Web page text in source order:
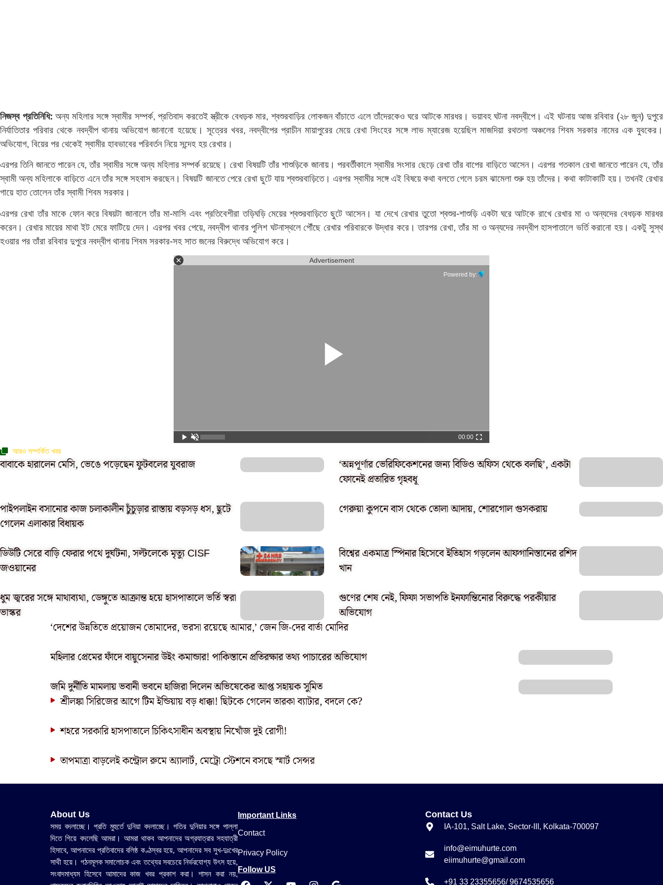
নিজস্ব প্রতিনিধি: অন্য মহিলার সঙ্গে স্বামীর সম্পর্ক, প্রতিবাদ করতেই স্ত্রীকে বেধড়ক মার, শ্বশুরবাড়ির লোকজন বাঁচাতে এলে তাঁদেরকেও ঘরে আটকে মারধর। ভয়াবহ ঘটনা নবদ্বীপে। এই ঘটনায় আজ রবিবার (২৮ জুন) দুপুরে
নির্যাতিতার পরিবার থেকে নবদ্বীপ থানায় অভিযোগ জানানো হয়েছে। সূত্রের খবর, নবদ্বীপের প্রাচীন মায়াপুরের মেয়ে রেখা সিংহের সঙ্গে লাভ ম্যারেজ হয়েছিল মাজদিয়া রথতলা অঞ্চলের শিবম সরকার নামের এক যুবকের।
অভিযোগ, বিয়ের পর থেকেই স্বামীর হাবভাবের পরিবর্তন নিয়ে সন্দেহ হয় রেখার।
এরপর তিনি জানতে পারেন যে, তাঁর স্বামীর সঙ্গে অন্য মহিলার সম্পর্ক রয়েছে। রেখা বিষয়টি তাঁর শাশুড়িকে জানায়। পরবর্তীকালে স্বামীর সংসার ছেড়ে রেখা তাঁর বাপের বাড়িতে আসেন। এরপর গতকাল রেখা জানতে পারেন যে, তাঁর
স্বামী অন্য মহিলাকে বাড়িতে এনে তাঁর সঙ্গে সহবাস করছেন। বিষয়টি জানতে পেরে রেখা ছুটে যায় শ্বশুরবাড়িতে। এরপর স্বামীর সঙ্গে এই বিষয়ে কথা বলতে গেলে চরম ঝামেলা শুরু হয় তাঁদের। কথা কাটাকাটি হয়। তখনই রেখার
গায়ে হাত তোলেন তাঁর স্বামী শিবম সরকার।
এরপর রেখা তাঁর মাকে ফোন করে বিষয়টা জানালে তাঁর মা-মাসি এবং প্রতিবেশীরা তড়িঘড়ি মেয়ের শ্বশুরবাড়িতে ছুটে আসেন। যা দেখে রেখার তুতো শ্বশুর-শাশুড়ি একটা ঘরে আটকে রাখে রেখার মা ও অন্যদের বেধড়ক মারধর
করেন। রেখার মায়ের মাথা ইট মেরে ফাটিয়ে দেন। এরপর খবর পেয়ে, নবদ্বীপ থানার পুলিশ ঘটনাস্থলে পৌঁছে রেখার পরিবারকে উদ্ধার করে। তারপর রেখা, তাঁর মা ও অন্যদের নবদ্বীপ হাসপাতালে ভর্তি করানো হয়। একটু সুস্থ
হওয়ার পর তাঁরা রবিবার দুপুরে নবদ্বীপ থানায় শিবম সরকার-সহ সাত জনের বিরুদ্ধে অভিযোগ করে।
Advertisement
Powered by:
00:00
আরও সম্পর্কিত খবর
বাবাকে হারালেন মেসি, ভেঙে পড়েছেন ফুটবলের যুবরাজ
‘অন্নপূর্ণার ভেরিফিকেশনের জন্য বিডিও অফিস থেকে বলছি’, একটা
ফোনেই প্রতারিত গৃহবধূ
পাইপলাইন বসানোর কাজ চলাকালীন চুঁচুড়ার রাস্তায় বড়সড় ধস, ছুটে
গেলেন এলাকার বিধায়ক
গেরুয়া কুপনে বাস থেকে তোলা আদায়, শোরগোল গুসকরায়
ডিউটি সেরে বাড়ি ফেরার পথে দুর্ঘটনা, সল্টলেকে মৃত্যু CISF
জওয়ানের
বিশ্বের একমাত্র স্পিনার হিসেবে ইতিহাস গড়লেন আফগানিস্তানের রশিদ
খান
ধুম জ্বরের সঙ্গে মাথাব্যথা, ডেঙ্গুতে আক্রান্ত হয়ে হাসপাতালে ভর্তি স্বরা
ভাস্কর
গুণের শেষ নেই, ফিফা সভাপতি ইনফান্তিনোর বিরুদ্ধে পরকীয়ার
অভিযোগ
‘দেশের উন্নতিতে প্রয়োজন তোমাদের, ভরসা রয়েছে আমার,’ জেন জি-দের বার্তা মোদির
মহিলার প্রেমের ফাঁদে বায়ুসেনার উইং কমান্ডার! পাকিস্তানে প্রতিরক্ষার তথ্য পাচারের অভিযোগ
জমি দুর্নীতি মামলায় ভবানী ভবনে হাজিরা দিলেন অভিষেকের আপ্ত সহায়ক সুমিত
শ্রীলঙ্কা সিরিজের আগে টিম ইন্ডিয়ায় বড় ধাক্কা! ছিটকে গেলেন তারকা ব্যাটার, বদলে কে?
শহরে সরকারি হাসপাতালে চিকিৎসাধীন অবস্থায় নিখোঁজ দুই রোগী!
তাপমাত্রা বাড়লেই কন্ট্রোল রুমে অ্যালার্ট, মেট্রো স্টেশনে বসছে স্মার্ট সেন্সর
About Us
সময় বদলাচ্ছে। প্রতি মুহুর্তে দুনিয়া বদলাচ্ছে। গতির দুনিয়ার সঙ্গে পাল্লা
দিতে গিয়ে বদলেছি আমরা। আমরা থাকব আপনাদের অগ্রযাত্রার সহযাত্রী
হিসাবে, আপনাদের প্রতিবাদের বলিষ্ঠ কণ্ঠস্বর হয়ে, আপনাদের সব সুখ-দুঃখের
সাথী হয়ে। গঠনমূলক সমালোচক এবং তথ্যের সবচেয়ে নির্ভরযোগ্য উ‍ৎস হয়ে,
সংবাদমাধ্যম হিসেবে আমাদের কাজ খবর প্রকাশ করা। শাসন করা নয়,
Important Links
Contact
Privacy Policy
Follow US
Contact Us
IA-101, Salt Lake, Sector-III, Kolkata-700097
info@eimuhurte.com
eiimuhurte@gmail.com
+91 33 23355656/ 9674535656